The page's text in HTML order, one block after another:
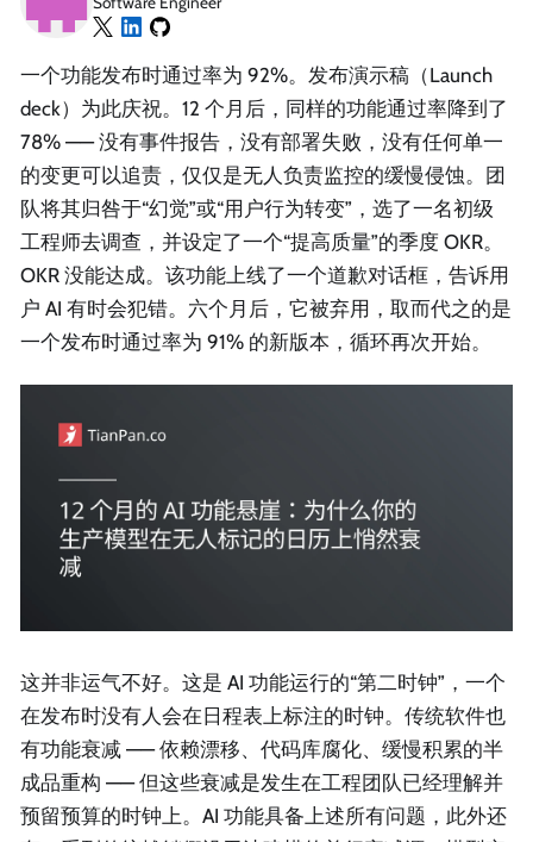
一个功能发布时通过率为 92%。发布演示稿（Launch
deck）为此庆祝。12 个月后，同样的功能通过率降到了
78% —— 没有事件报告，没有部署失败，没有任何单一
的变更可以追责，仅仅是无人负责监控的缓慢侵蚀。团
队将其归咎于“幻觉”或“用户行为转变”，选了一名初级
工程师去调查，并设定了一个“提高质量”的季度 OKR。
OKR 没能达成。该功能上线了一个道歉对话框，告诉用
户 AI 有时会犯错。六个月后，它被弃用，取而代之的是
一个发布时通过率为 91% 的新版本，循环再次开始。
这并非运气不好。这是 AI 功能运行的“第二时钟”，一个
在发布时没有人会在日程表上标注的时钟。传统软件也
有功能衰减 —— 依赖漂移、代码库腐化、缓慢积累的半
成品重构 —— 但这些衰减是发生在工程团队已经理解并
预留预算的时钟上。AI 功能具备上述所有问题，此外还